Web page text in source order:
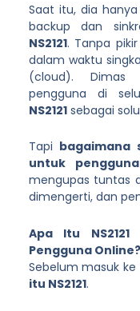
Saat itu, dia
backup dan
NS2121. Tanpa
dalam waktu
(cloud). Dimas
pengguna di
NS2121sebagai
Tapi bagaimana
untuk
mengupas tuntas
dimengerti, dan
Apa Itu
Pengguna Online?
Sebelum masuk
itu NS2121.